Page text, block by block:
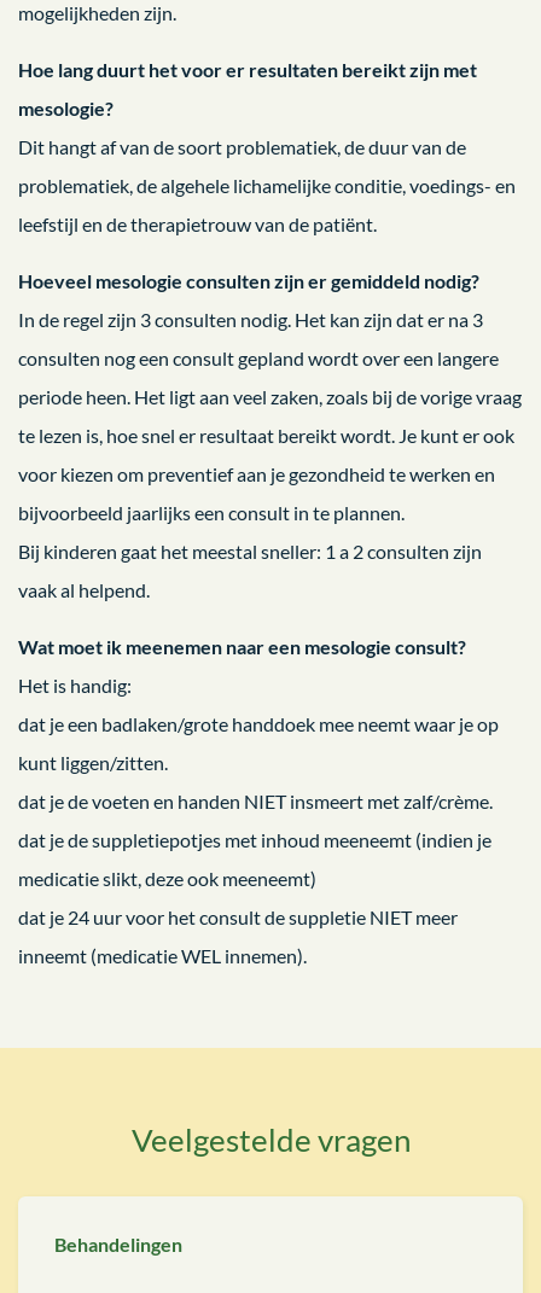
mogelijkheden zijn.
Hoe lang duurt het voor er resultaten bereikt zijn met
mesologie?
Dit hangt af van de soort problematiek, de duur van de
problematiek, de algehele lichamelijke conditie, voedings- en
leefstijl en de therapietrouw van de patiënt.
Hoeveel mesologie consulten zijn er gemiddeld nodig?
In de regel zijn 3 consulten nodig. Het kan zijn dat er na 3
consulten nog een consult gepland wordt over een langere
periode heen. Het ligt aan veel zaken, zoals bij de vorige vraag
te lezen is, hoe snel er resultaat bereikt wordt. Je kunt er ook
voor kiezen om preventief aan je gezondheid te werken en
bijvoorbeeld jaarlijks een consult in te plannen.
Bij kinderen gaat het meestal sneller: 1 a 2 consulten zijn
vaak al helpend.
Wat moet ik meenemen naar een mesologie consult?
Het is handig:
dat je een badlaken/grote handdoek mee neemt waar je op
kunt liggen/zitten.
dat je de voeten en handen NIET insmeert met zalf/crème.
dat je de suppletiepotjes met inhoud meeneemt (indien je
medicatie slikt, deze ook meeneemt)
dat je 24 uur voor het consult de suppletie NIET meer
inneemt (medicatie WEL innemen).
Veelgestelde vragen
Behandelingen